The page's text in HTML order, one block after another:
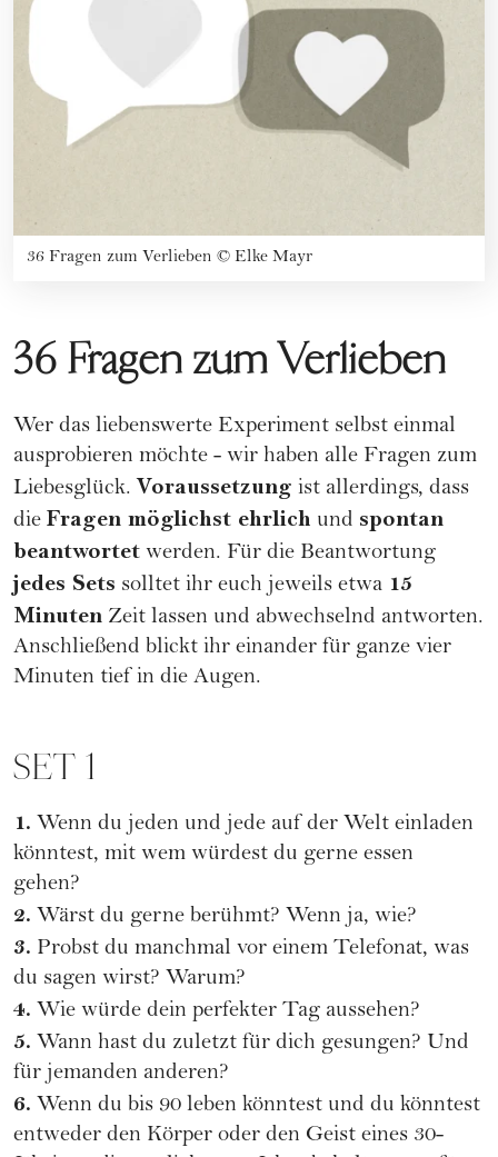
36 Fragen zum Verlieben © Elke Mayr
36 Fragen zum Verlieben
Wer das liebenswerte Experiment selbst einmal
ausprobieren möchte - wir haben alle Fragen zum
Liebesglück. Voraussetzung ist allerdings, dass
die Fragen möglichst ehrlich und spontan
beantwortet werden. Für die Beantwortung
jedes Sets solltet ihr euch jeweils etwa 15
Minuten Zeit lassen und abwechselnd antworten.
Anschließend blickt ihr einander für ganze vier
Minuten tief in die Augen.
SET 1
1. Wenn du jeden und jede auf der Welt einladen
könntest, mit wem würdest du gerne essen
gehen?
2. Wärst du gerne berühmt? Wenn ja, wie?
3. Probst du manchmal vor einem Telefonat, was
du sagen wirst? Warum?
4. Wie würde dein perfekter Tag aussehen?
5. Wann hast du zuletzt für dich gesungen? Und
für jemanden anderen?
6. Wenn du bis 90 leben könntest und du könntest
entweder den Körper oder den Geist eines 30-